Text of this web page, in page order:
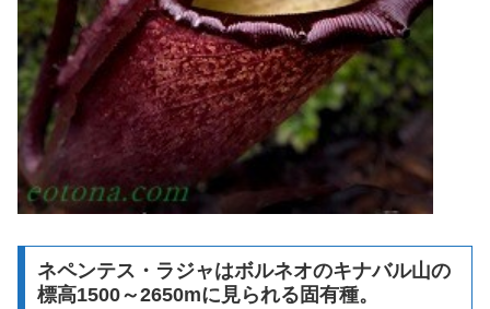
ネペンテス・ラジャはボルネオのキナバル山の
標高1500～2650mに見られる固有種。